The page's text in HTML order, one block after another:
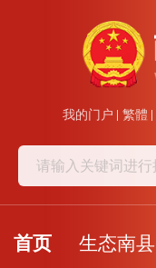
我的门户 繁體
首页 生态南县